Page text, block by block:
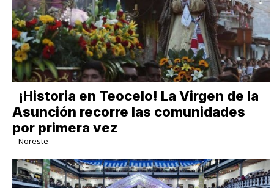
​¡Historia en Teocelo! La Virgen de la
Asunción recorre las comunidades
por primera vez
Noreste